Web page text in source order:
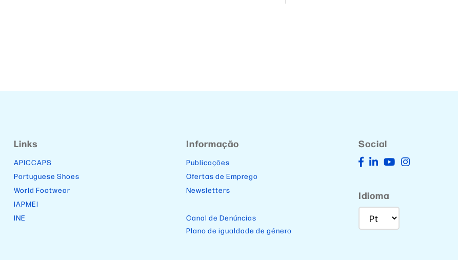
Links
APICCAPS
Portuguese Shoes
World Footwear
IAPMEI
INE
Informação
Publicações
Ofertas de Emprego
Newsletters
Canal de Denúncias
Plano de igualdade de género
Social
Idioma